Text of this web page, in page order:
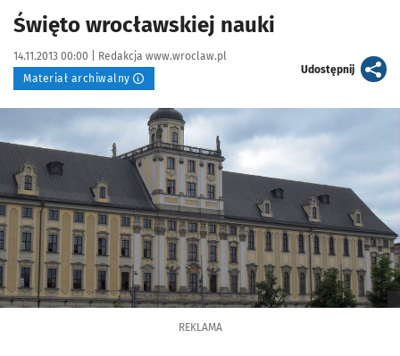
Święto wrocławskiej nauki
Data publikacji:
14.11.2013 00:00 | Autor:
Redakcja www.wroclaw.pl
Materiał archiwalny
Udostępnijartykuł
Kliknij, aby powiększyć
REKLAMA